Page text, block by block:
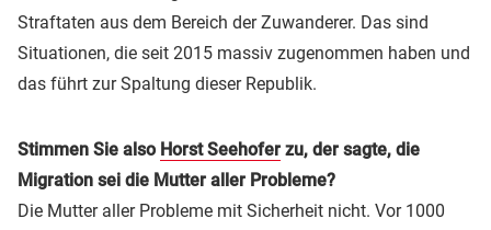
Straftaten aus dem Bereich der Zuwanderer. Das sind
Situationen, die seit 2015 massiv zugenommen haben und
das führt zur Spaltung dieser Republik.
Stimmen Sie also Horst Seehofer zu, der sagte, die
Migration sei die Mutter aller Probleme?
Die Mutter aller Probleme mit Sicherheit nicht. Vor 1000